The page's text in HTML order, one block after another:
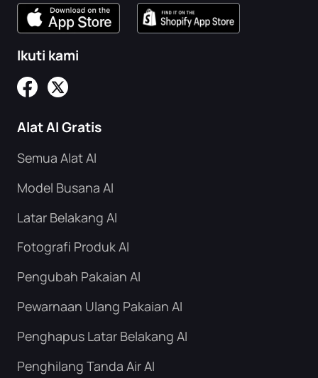
Ikuti kami
Alat AI Gratis
Semua Alat AI
Model Busana AI
Latar Belakang AI
Fotografi Produk AI
Pengubah Pakaian AI
Pewarnaan Ulang Pakaian AI
Penghapus Latar Belakang AI
Penghilang Tanda Air AI